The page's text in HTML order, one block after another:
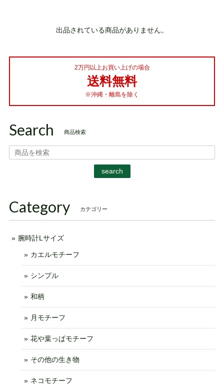
出品されている商品がありません。
2万円以上お買い上げの場合
送料無料
※沖縄・離島を除く
Search 商品検索
search
Category カテゴリー
腕時計Lサイズ
カエルモチーフ
シンプル
和柄
月モチーフ
花や葉っぱモチーフ
その他の生き物
ネコモチーフ